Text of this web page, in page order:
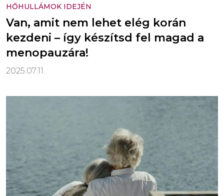
HŐHULLÁMOK IDEJÉN
Van, amit nem lehet elég korán
kezdeni – így készítsd fel magad a
menopauzára!
2025.07.11.